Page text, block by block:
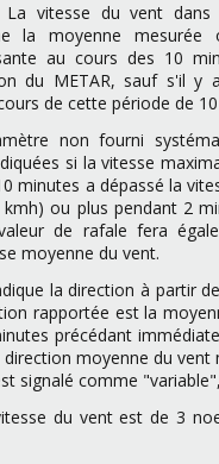
vitesse du vent dans
la moyenne mesurée
au cours des 10
du METAR, sauf s'il y
de cette période de
non fourni
si la vitesse
minutes a dépassé la
kmh) ou plus pendant 2
de rafale fera
moyenne du vent.
la direction à partir
rapportée est la
précédant
moyenne du vent
signalé comme
du vent est de 3